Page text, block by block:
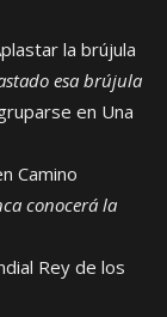
la brújula
esa brújula
en Una
Camino
conocerá la
Rey de los